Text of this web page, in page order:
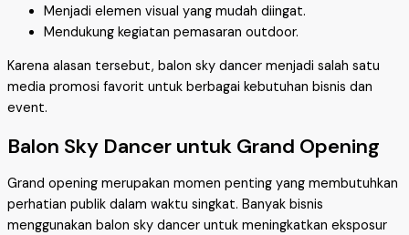
Menjadi elemen visual yang mudah diingat.
Mendukung kegiatan pemasaran outdoor.
Karena alasan tersebut, balon sky dancer menjadi salah satu
media promosi favorit untuk berbagai kebutuhan bisnis dan
event.
Balon Sky Dancer untuk Grand Opening
Grand opening merupakan momen penting yang membutuhkan
perhatian publik dalam waktu singkat. Banyak bisnis
menggunakan balon sky dancer untuk meningkatkan eksposur